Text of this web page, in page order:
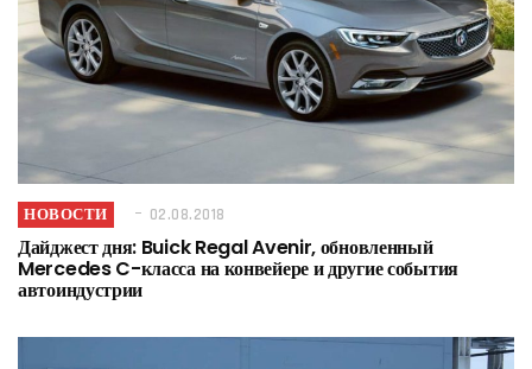
НОВОСТИ 02.08.2018
Дайджест дня: Buick Regal Avenir, обновленный
Mercedes C-класса на конвейере и другие события
автоиндустрии